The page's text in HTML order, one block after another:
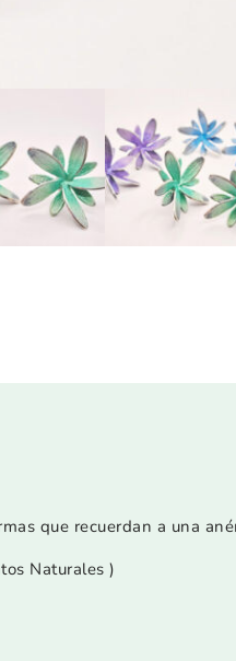
que recuerdan a una
Naturales )